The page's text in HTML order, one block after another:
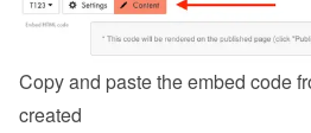
Copy and paste the embed code
created